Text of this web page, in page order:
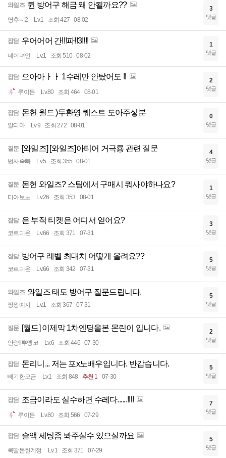
와일즈 퀸 방어구 해금 왜 안될까요??
영후니2 Lv.1 조회 427 08-02
3
댓글
잡담 우어어어 간!!!파!!3!!!!
네이녀언 Lv.1 조회 510 08-02
1
댓글
잡담 으아아ㅏㅏ 1수레만 안탔어도 !!
루이든 Lv.80 조회 464 08-01
2
댓글
잡담 몬헌 월드 )두환영 퀘스트 도아주싷분
알티마 Lv.9 조회 272 08-01
0
댓글
질문 [와일즈] [와일즈]아티어 거극룡 관련 질문
법사죽빠 Lv.5 조회 355 08-01
4
댓글
질문 몬헌 와일즈? 스팀에서 구매시 뭐사야하나요?
디아보노 Lv.26 조회 353 08-01
1
댓글
잡담 은 부적 티켓은 어디서 얻어요?
코르디온 Lv.66 조회 371 07-31
3
댓글
잡담 방어구 레벨 최대치 어떻게 올려요??
코르디온 Lv.66 조회 342 07-31
5
댓글
와일즈 와일즈 태도 방어구 질문드립니다.
짱짱예지 Lv.1 조회 367 07-31
5
댓글
질문 [월드] 이제막 1차엔딩을본 몬린이 입니다.
안양ll뿌엥코 Lv.6 조회 446 07-30
2
댓글
잡담 몬리니... 저는 포x노배우입니다. 반갑습니다.
빼기한모금 Lv.1 조회 848 추천 1 07-30
5
댓글
잡담 조금이라도 실수하면 수레다......!!!!
루이든 Lv.80 조회 566 07-29
7
댓글
잡담 슬액 세팅좀 봐주실수 있으실까요
룩딸몬헌계정 Lv.1 조회 371 07-29
5
댓글